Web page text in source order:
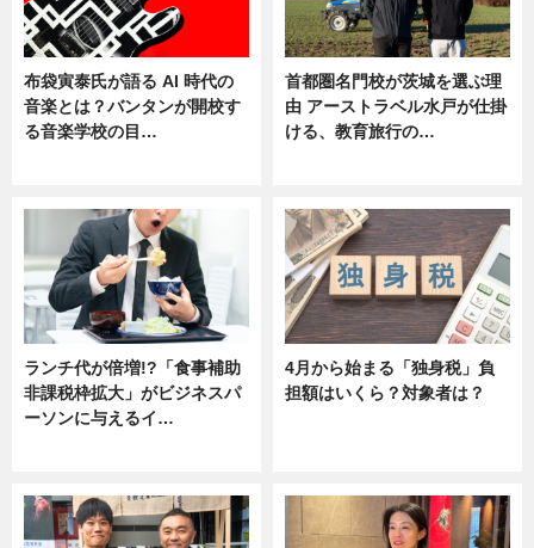
布袋寅泰氏が語る AI 時代の
音楽とは？バンタンが開校す
る音楽学校の目…
首都圏名門校が茨城を選ぶ理
由 アーストラベル水戸が仕掛
ける、教育旅行の…
ランチ代が倍増!?「食事補助
非課税枠拡大」がビジネスパ
ーソンに与えるイ…
4月から始まる「独身税」負
担額はいくら？対象者は？